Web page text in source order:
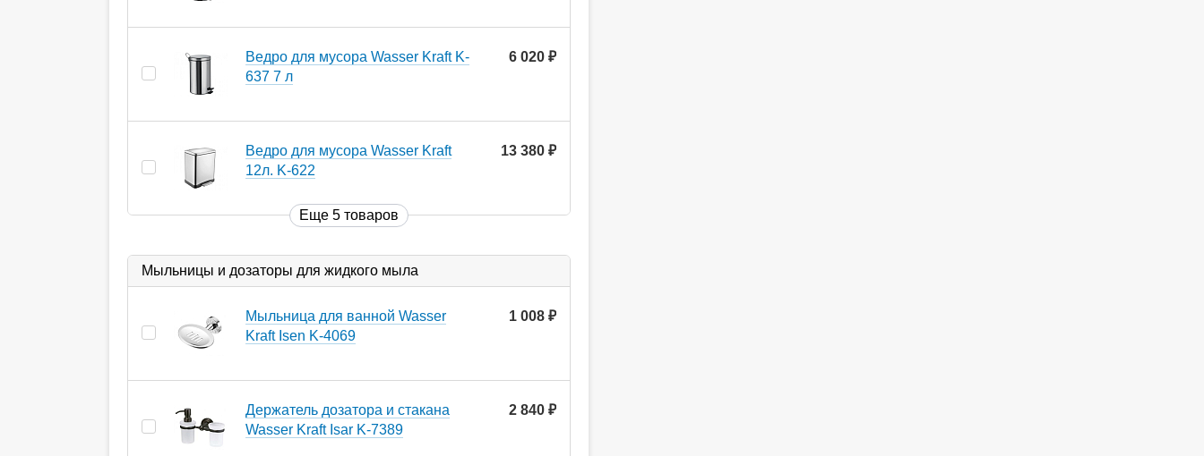
Ведро для мусора Wasser Kraft K-
637 7 л
6 020
Ведро для мусора Wasser Kraft
12л. K-622
13 380
Еще 5 товаров
Мыльницы и дозаторы для жидкого мыла
Мыльница для ванной Wasser
Kraft Isen K-4069
1 008
Держатель дозатора и стакана
Wasser Kraft Isar K-7389
2 840